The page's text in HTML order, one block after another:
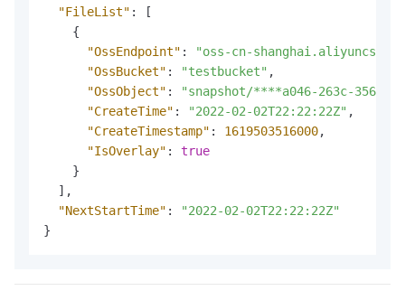
"FileList" :
[
{
"OssEndpoint" :
"oss-cn-
"OssBucket" : "testbucket" ,
"OssObject" :
"snapshot/****a046-263c-3560-
"CreateTime" : "2022-02-02T22:22:22Z" ,
"CreateTimestamp" : 1619503516000,
"IsOverlay" :
true
}
] ,
"NextStartTime" :
"2022-02-02T22:22:22Z"
}